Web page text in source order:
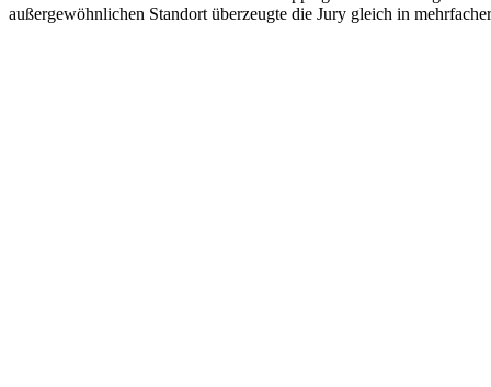
außergewöhnlichen Standort überzeugte die Jury gleich in